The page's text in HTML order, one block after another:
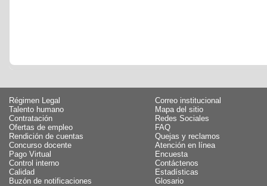
Régimen Legal
Talento humano
Contratación
Ofertas de empleo
Rendición de cuentas
Concurso docente
Pago Virtual
Control interno
Calidad
Buzón de notificaciones
Correo institucional
Mapa del sitio
Redes Sociales
FAQ
Quejas y reclamos
Atención en línea
Encuesta
Contáctenos
Estadísticas
Glosario